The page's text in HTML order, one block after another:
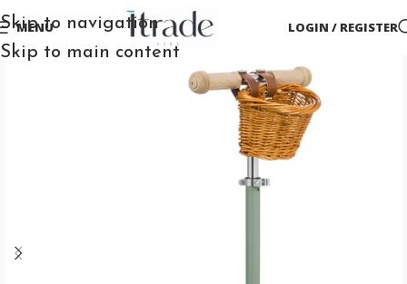
Skip to navigation
Skip to main content
MENU LOGIN / REGISTER